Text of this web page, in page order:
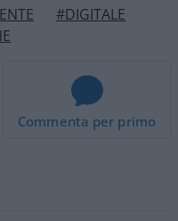
#DIGITALE
Commenta per primo